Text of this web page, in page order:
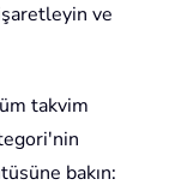
ve
takvim
bakın: